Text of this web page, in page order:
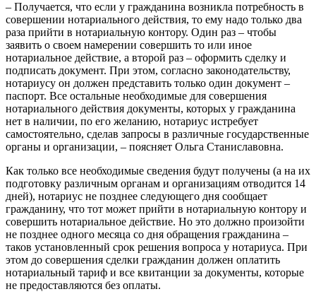
– Получается, что если у гражданина возникла потребность в
совершении нотариального действия, то ему надо только два
раза прийти в нотариальную контору. Один раз – чтобы
заявить о своем намерении совершить то или иное
нотариальное действие, а второй раз – оформить сделку и
подписать документ. При этом, согласно законодательству,
нотариусу он должен представить только один документ –
паспорт. Все остальные необходимые для совершения
нотариального действия документы, которых у гражданина
нет в наличии, по его желанию, нотариус истребует
самостоятельно, сделав запросы в различные государственные
органы и организации, – поясняет Ольга Станиславовна.
Как только все необходимые сведения будут получены (а на их
подготовку различным органам и организациям отводится 14
дней), нотариус не позднее следующего дня сообщает
гражданину, что тот может прийти в нотариальную контору и
совершить нотариальное действие. Но это должно произойти
не позднее одного месяца со дня обращения гражданина –
таков установленный срок решения вопроса у нотариуса. При
этом до совершения сделки гражданин должен оплатить
нотариальный тариф и все квитанции за документы, которые
не предоставляются без оплаты.